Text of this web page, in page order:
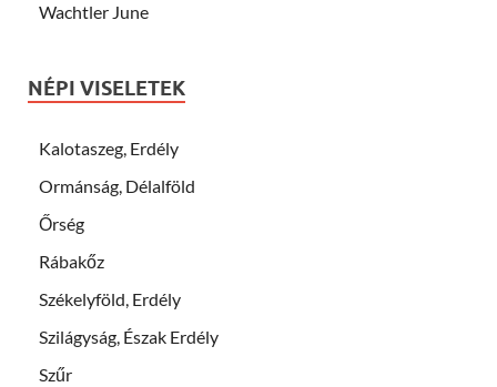
Wachtler June
NÉPI VISELETEK
Kalotaszeg, Erdély
Ormánság, Délalföld
Őrség
Rábakőz
Székelyföld, Erdély
Szilágyság, Észak Erdély
Szűr